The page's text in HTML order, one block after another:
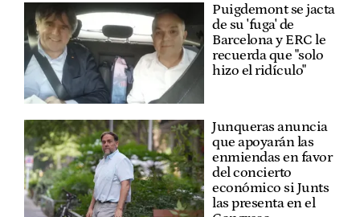
Puigdemont se jacta
de su 'fuga' de
Barcelona y ERC le
recuerda que "solo
hizo el ridículo"
Junqueras anuncia
que apoyarán las
enmiendas en favor
del concierto
económico si Junts
las presenta en el